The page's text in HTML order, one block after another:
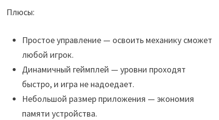
Плюсы:
Простое управление — освоить механику сможет
любой игрок.
Динамичный геймплей — уровни проходят
быстро, и игра не надоедает.
Небольшой размер приложения — экономия
памяти устройства.